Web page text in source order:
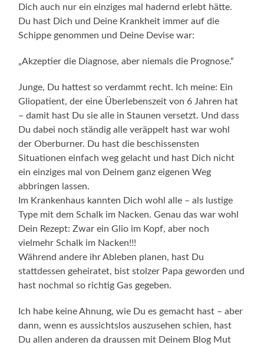
Dich auch nur ein einziges mal hadernd erlebt hätte.
Du hast Dich und Deine Krankheit immer auf die
Schippe genommen und Deine Devise war:
„Akzeptier die Diagnose, aber niemals die Prognose.“
Junge, Du hattest so verdammt recht. Ich meine: Ein
Gliopatient, der eine Überlebenszeit von 6 Jahren hat
– damit hast Du sie alle in Staunen versetzt. Und dass
Du dabei noch ständig alle veräppelt hast war wohl
der Oberburner. Du hast die beschissensten
Situationen einfach weg gelacht und hast Dich nicht
ein einziges mal von Deinem ganz eigenen Weg
abbringen lassen.
Im Krankenhaus kannten Dich wohl alle – als lustige
Type mit dem Schalk im Nacken. Genau das war wohl
Dein Rezept: Zwar ein Glio im Kopf, aber noch
vielmehr Schalk im Nacken!!!
Während andere ihr Ableben planen, hast Du
stattdessen geheiratet, bist stolzer Papa geworden und
hast nochmal so richtig Gas gegeben.
Ich habe keine Ahnung, wie Du es gemacht hast – aber
dann, wenn es aussichtslos auszusehen schien, hast
Du allen anderen da draussen mit Deinem Blog Mut